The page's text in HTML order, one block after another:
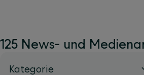
125 News- und
Kategorie